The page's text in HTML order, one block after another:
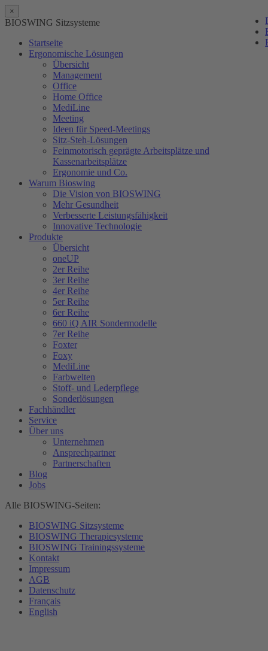
×
BIOSWING Sitzsysteme
Startseite
Ergonomische Lösungen
Übersicht
Management
Office
Home Office
MediLine
Meeting
Ideen für Speed-Meetings
Sitz-Steh-Lösungen
Feinmotorisch geprägte Arbeitsplätze und
Kassenarbeitsplätze
Ergonomie und Co.
Warum Bioswing
Die Vision von BIOSWING
Mehr Gesundheit
Verbesserte Leistungsfähigkeit
Innovative Technologie
Produkte
Übersicht
oneUP
2er Reihe
3er Reihe
4er Reihe
5er Reihe
6er Reihe
660 iQ AIR Sondermodelle
7er Reihe
Foxter
Foxy
MediLine
Farbwelten
Stoff- und Lederpflege
Sonderlösungen
Fachhändler
Service
Über uns
Unternehmen
Ansprechpartner
Partnerschaften
Blog
Jobs
Alle BIOSWING-Seiten:
BIOSWING Sitzsysteme
BIOSWING Therapiesysteme
BIOSWING Trainingssysteme
Kontakt
Impressum
AGB
Datenschutz
Français
English